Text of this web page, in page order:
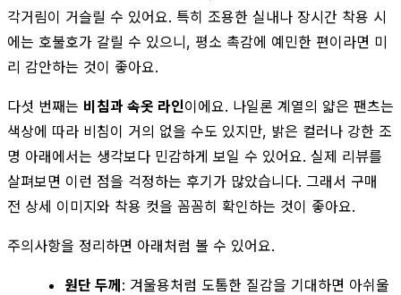
각거림이 거슬릴 수 있어요. 특히 조용한 실내나 장시간 착용 시
에는 호불호가 갈릴 수 있으니, 평소 촉감에 예민한 편이라면 미
리 감안하는 것이 좋아요.
다섯 번째는 비침과 속옷 라인이에요. 나일론 계열의 얇은 팬츠는
색상에 따라 비침이 거의 없을 수도 있지만, 밝은 컬러나 강한 조
명 아래에서는 생각보다 민감하게 보일 수 있어요. 실제 리뷰를
살펴보면 이런 점을 걱정하는 후기가 많았습니다. 그래서 구매
전 상세 이미지와 착용 컷을 꼼꼼히 확인하는 것이 좋아요.
주의사항을 정리하면 아래처럼 볼 수 있어요.
원단 두께: 겨울용처럼 도톰한 질감을 기대하면 아쉬울